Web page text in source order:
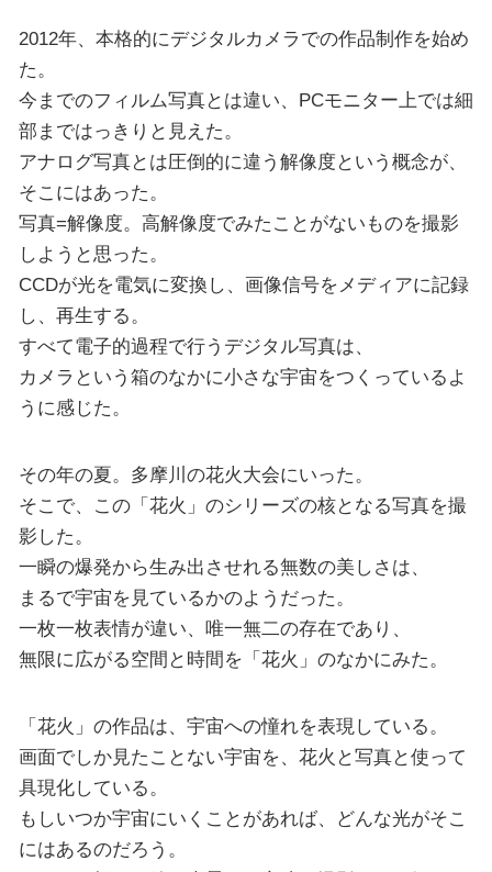
2012年、本格的にデジタルカメラでの作品制作を始め
た。
今までのフィルム写真とは違い、PCモニター上では細
部まではっきりと見えた。
アナログ写真とは圧倒的に違う解像度という概念が、
そこにはあった。
写真=解像度。高解像度でみたことがないものを撮影
しようと思った。
CCDが光を電気に変換し、画像信号をメディアに記録
し、再生する。
すべて電子的過程で行うデジタル写真は、
カメラという箱のなかに小さな宇宙をつくっているよ
うに感じた。
その年の夏。多摩川の花火大会にいった。
そこで、この「花火」のシリーズの核となる写真を撮
影した。
一瞬の爆発から生み出させれる無数の美しさは、
まるで宇宙を見ているかのようだった。
一枚一枚表情が違い、唯一無二の存在であり、
無限に広がる空間と時間を「花火」のなかにみた。
「花火」の作品は、宇宙への憧れを表現している。
画面でしか見たことない宇宙を、花火と写真と使って
具現化している。
もしいつか宇宙にいくことがあれば、どんな光がそこ
にはあるのだろう。